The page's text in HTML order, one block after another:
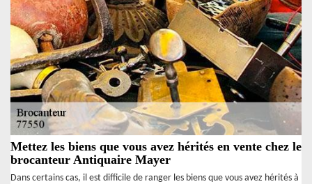
Mettez les biens que vous avez hérités en vente chez le
brocanteur Antiquaire Mayer
Dans certains cas, il est difficile de ranger les biens que vous avez hérités à